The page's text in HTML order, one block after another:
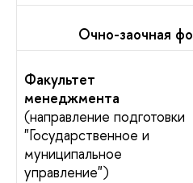
Очно-заочная
Факультет
менеджмента
(направление подготовки
"Государственное и
муниципальное
управление")